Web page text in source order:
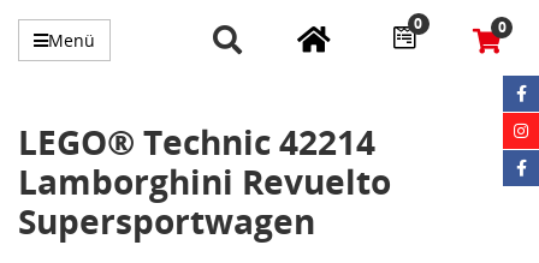
Menü
0 0
LEGO® Technic 42214
Lamborghini Revuelto
Supersportwagen